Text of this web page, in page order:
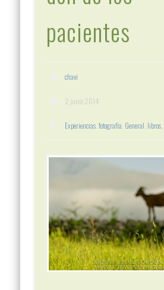
pacientes
chavi
2 junio 2014
Experiencias ,fotografía General libros